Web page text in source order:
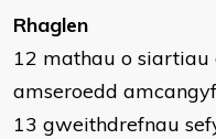
Rhaglen
12 mathau o siartiau
amseroedd
13 gweithdrefnau